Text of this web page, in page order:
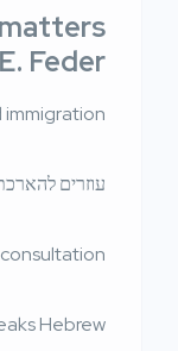
Feder
immigration
עוזרים
Hebrew